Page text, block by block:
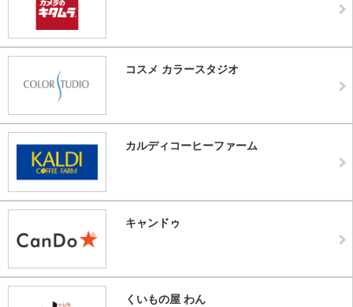
コスメ カラースタジオ
カルディコーヒーファーム
キャンドゥ
くいもの屋 わん